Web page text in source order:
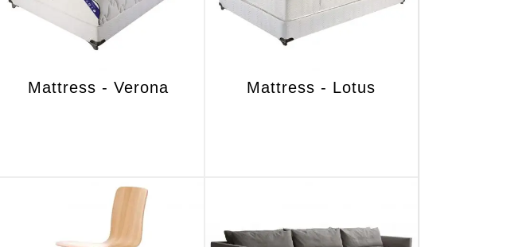
Mattress - Verona Mattress - Lotus